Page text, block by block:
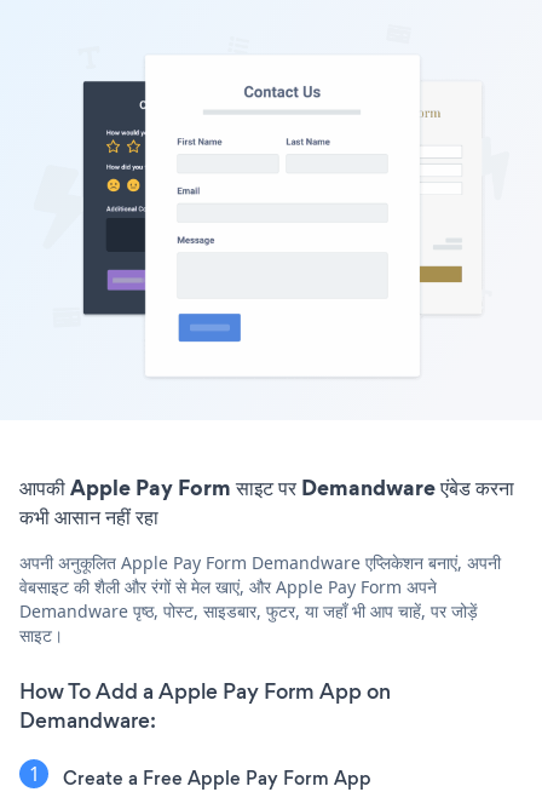
आपकी Apple Pay Form साइट पर Demandware एंबेड करना
कभी आसान नहीं रहा
अपनी अनुकूलित Apple Pay Form Demandware एप्लिकेशन बनाएं, अपनी
वेबसाइट की शैली और रंगों से मेल खाएं, और Apple Pay Form अपने
Demandware पृष्ठ, पोस्ट, साइडबार, फुटर, या जहाँ भी आप चाहें, पर जोड़ें
साइट।
How To Add a Apple Pay Form App on
Demandware:
Create a Free Apple Pay Form App